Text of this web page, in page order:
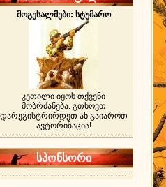
მოგესალმები: სტუმარო
კეთილი იყოს თქვენი
მობრძანება. გთხოვთ
დარეგისტრირდეთ ან გაიაროთ
ავტორიზაცია!
სპონსორი